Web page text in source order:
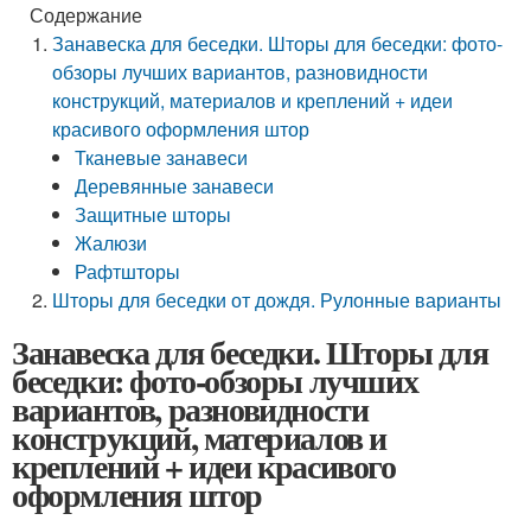
Содержание
Занавеска для беседки. Шторы для беседки: фото-
обзоры лучших вариантов, разновидности
конструкций, материалов и креплений + идеи
красивого оформления штор
Тканевые занавеси
Деревянные занавеси
Защитные шторы
Жалюзи
Рафтшторы
Шторы для беседки от дождя. Рулонные варианты
Занавеска для беседки. Шторы для
беседки: фото-обзоры лучших
вариантов, разновидности
конструкций, материалов и
креплений + идеи красивого
оформления штор